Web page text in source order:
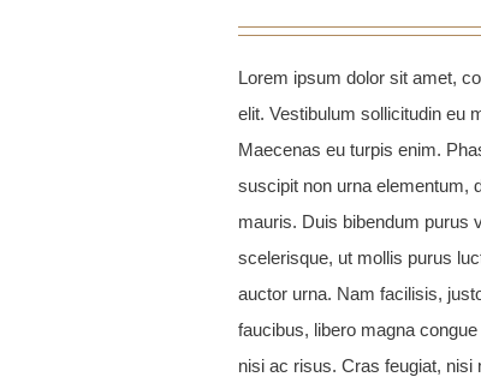
Lorem ipsum dolor sit amet,
elit. Vestibulum sollicitudin eu
Maecenas eu turpis enim.
suscipit non urna elementum,
mauris. Duis bibendum purus
scelerisque, ut mollis purus
auctor urna. Nam facilisis,
faucibus, libero magna
nisi ac risus. Cras feugiat, nisi